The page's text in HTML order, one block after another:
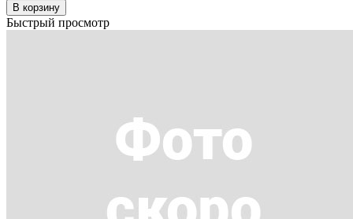
В корзину
Быстрый просмотр